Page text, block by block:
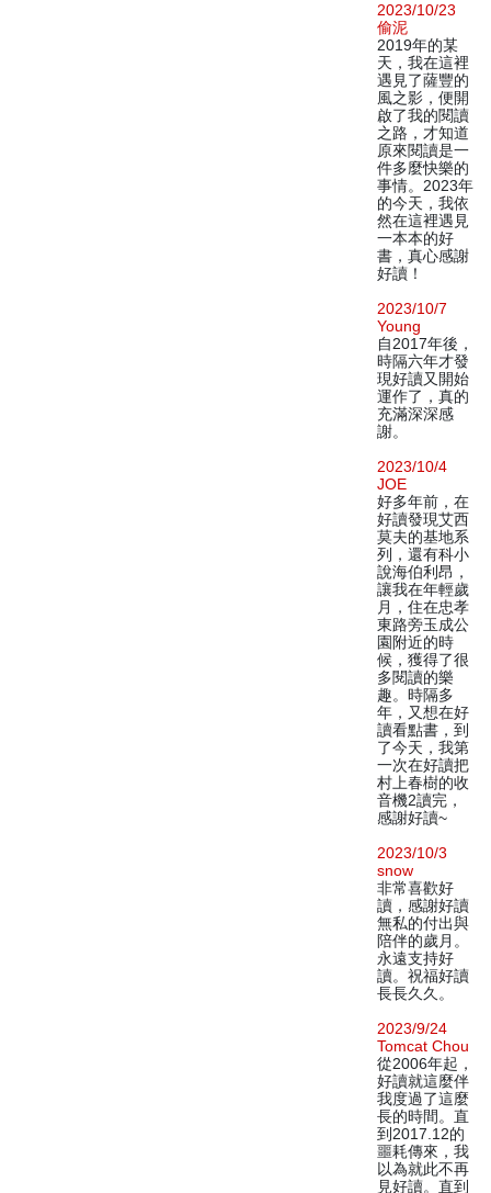
2023/10/23
偷泥
2019年的某
天，我在這裡
遇見了薩豐的
風之影，便開
啟了我的閱讀
之路，才知道
原來閱讀是一
件多麼快樂的
事情。2023年
的今天，我依
然在這裡遇見
一本本的好
書，真心感謝
好讀！
2023/10/7
Young
自2017年後，
時隔六年才發
現好讀又開始
運作了，真的
充滿深深感
謝。
2023/10/4
JOE
好多年前，在
好讀發現艾西
莫夫的基地系
列，還有科小
說海伯利昂，
讓我在年輕歲
月，住在忠孝
東路旁玉成公
園附近的時
候，獲得了很
多閱讀的樂
趣。時隔多
年，又想在好
讀看點書，到
了今天，我第
一次在好讀把
村上春樹的收
音機2讀完，
感謝好讀~
2023/10/3
snow
非常喜歡好
讀，感謝好讀
無私的付出與
陪伴的歲月。
永遠支持好
讀。祝福好讀
長長久久。
2023/9/24
Tomcat Chou
從2006年起，
好讀就這麼伴
我度過了這麼
長的時間。直
到2017.12的
噩耗傳來，我
以為就此不再
見好讀。直到